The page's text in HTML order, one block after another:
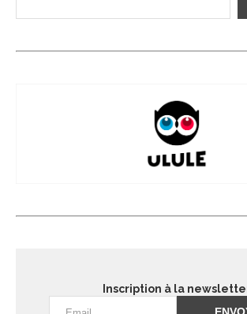
Inscription à la